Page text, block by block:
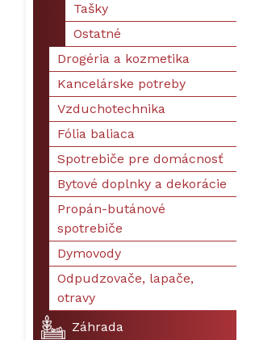
Tašky
Ostatné
Drogéria a kozmetika
Kancelárske potreby
Vzduchotechnika
Fólia baliaca
Spotrebiče pre domácnosť
Bytové doplnky a dekorácie
Propán-butánové
spotrebiče
Dymovody
Odpudzovače, lapače,
otravy
Záhrada